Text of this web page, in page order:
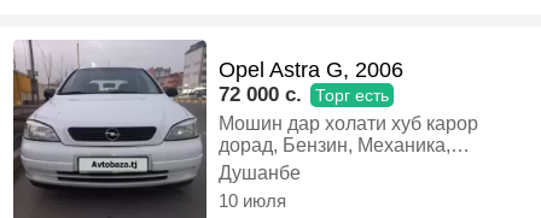
Opel Astra G, 2006
72 000 c. Торг есть
Мошин дар холати хуб карор
дорад, Бензин, Механика,
Хэтчбек
Душанбе
10 июля